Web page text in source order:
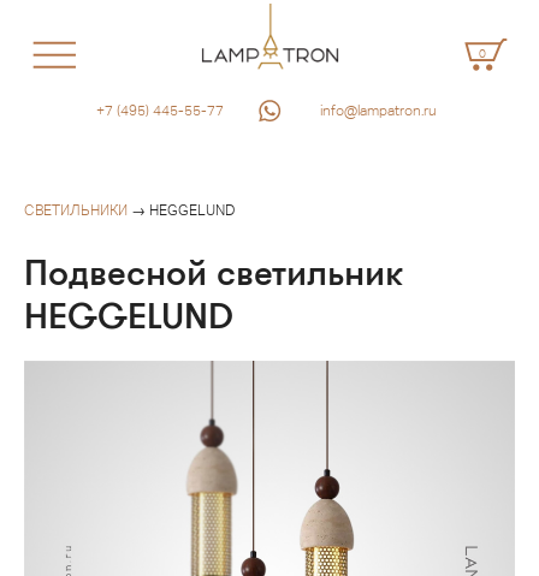
0
+7 (495) 445-55-77 info@lampatron.ru
СВЕТИЛЬНИКИ → HEGGELUND
Подвесной светильник
HEGGELUND